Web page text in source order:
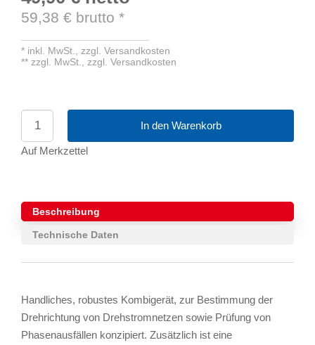
59,38 € brutto *
* inkl. MwSt., zzgl. Versandkosten
** zzgl. MwSt., zzgl. Versandkosten
In den Warenkorb
Auf Merkzettel
Beschreibung
Technische Daten
Handliches, robustes Kombigerät, zur Bestimmung der
Drehrichtung von Drehstromnetzen sowie Prüfung von
Phasenausfällen konzipiert. Zusätzlich ist eine